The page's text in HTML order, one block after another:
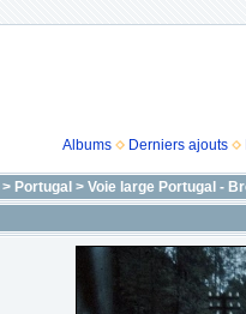
Albums
Derniers ajouts
> Portugal > Voie large Portugal -